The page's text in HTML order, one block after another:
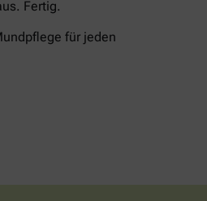
Fertig.
für jeden